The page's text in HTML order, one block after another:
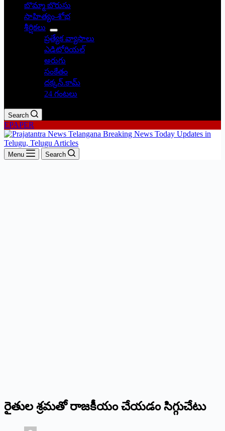
బొమ్మా బొరుసు
సాహిత్యం-శోభ
శీర్షికలు
ప్రత్యేక వ్యాసాలు
ఎడిటోరియల్
అరుగు
సంకేతం
దక్కన్.కామ్
24 గంటలు
Search
EPAPER
Menu Search
రైతుల శ్రమతో రాజకీయం చేయడం సిగ్గుచేటు